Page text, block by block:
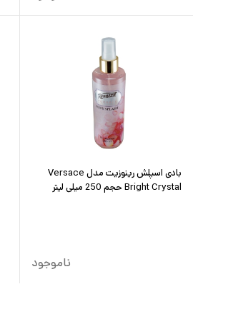
بادی اسپلش رینوزیت مدل Versace
Bright Crystal حجم 250 میلی لیتر
ناموجود